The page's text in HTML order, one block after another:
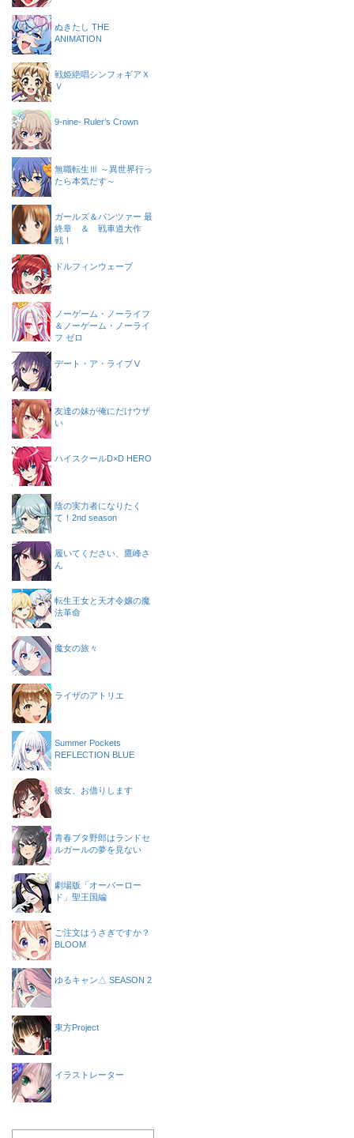
ぬきたし THE
ANIMATION
戦姫絶唱シンフォギアＸ
Ｖ
9-nine- Ruler’s Crown
無職転生Ⅲ ～異世界行っ
たら本気だす～
ガールズ＆パンツァー 最
終章 ＆ 戦車道大作
戦！
ドルフィンウェーブ
ノーゲーム・ノーライフ
＆ノーゲーム・ノーライ
フ ゼロ
デート・ア・ライブⅤ
友達の妹が俺にだけウザ
い
ハイスクールD×D HERO
陰の実力者になりたく
て！2nd season
履いてください、鷹峰さ
ん
転生王女と天才令嬢の魔
法革命
魔女の旅々
ライザのアトリエ
Summer Pockets
REFLECTION BLUE
彼女、お借りします
青春ブタ野郎はランドセ
ルガールの夢を見ない
劇場版「オーバーロー
ド」聖王国編
ご注文はうさぎですか？
BLOOM
ゆるキャン△ SEASON 2
東方Project
イラストレーター